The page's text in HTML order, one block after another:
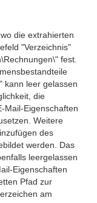
die extrahierten
"Verzeichnis"
fest.
kann leer gelassen
die
Mail-Eigenschaften
Weitere
des
werden. Das
leergelassen
Eigenschaften
Pfad zur
am